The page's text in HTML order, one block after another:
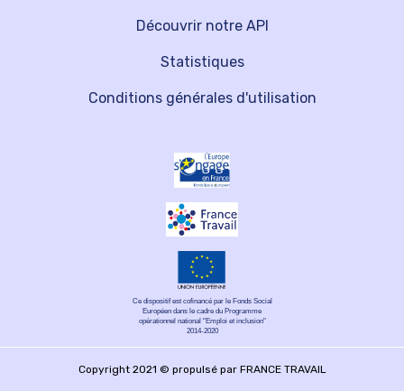
Découvrir notre API
Statistiques
Conditions générales d'utilisation
Ce dispositif est cofinancé par le Fonds Social
Européen dans le cadre du Programme
opérationnel national "Emploi et inclusion"
2014-2020
Copyright 2021 © propulsé par FRANCE TRAVAIL